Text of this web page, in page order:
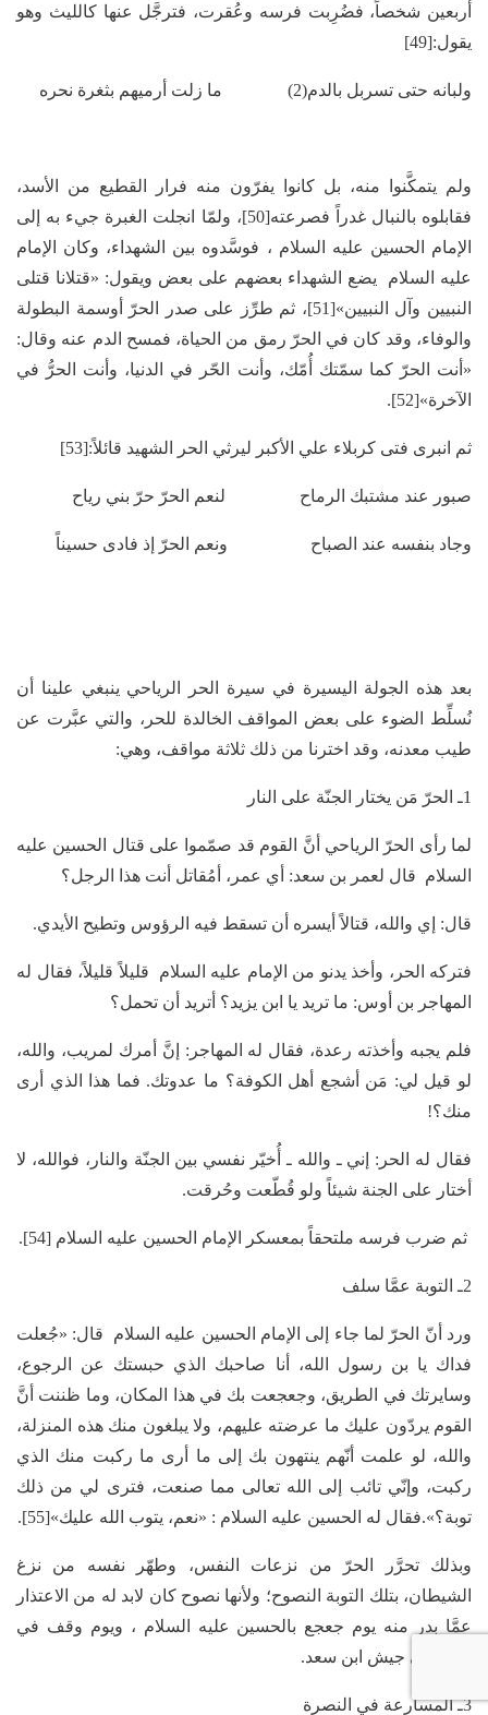
أربعين شخصاً، فضُرِبت فرسه وعُقرت، فترجَّل عنها كالليث وهو
يقول:[49]
ولبانه حتى تسربل بالدم(2) ما زلت أرميهم بثغرة نحره
ولم يتمكَّنوا منه، بل كانوا يفرّون منه فرار القطيع من الأسد،
فقابلوه بالنبال غدراً فصرعته[50]، ولمّا انجلت الغبرة جيء به إلى
الإمام الحسين عليه السلام ، فوسَّدوه بين الشهداء، وكان الإمام
عليه السلام يضع الشهداء بعضهم على بعض ويقول: «قتلانا قتلى
النبيين وآل النبيين»[51]، ثم طرِّز على صدر الحرّ أوسمة البطولة
والوفاء، وقد كان في الحرّ رمق من الحياة، فمسح الدم عنه وقال:
«أنت الحرّ كما سمّتك أُمّك، وأنت الحّر في الدنيا، وأنت الحرُّ في
الآخرة»[52].
ثم انبرى فتى كربلاء علي الأكبر ليرثي الحر الشهيد قائلاً:[53]
صبور عند مشتبك الرماح لنعم الحرّ حرّ بني رياح
وجاد بنفسه عند الصباح ونعم الحرّ إذ فادى حسيناً
بعد هذه الجولة اليسيرة في سيرة الحر الرياحي ينبغي علينا أن
نُسلِّط الضوء على بعض المواقف الخالدة للحر، والتي عبَّرت عن
طيب معدنه، وقد اخترنا من ذلك ثلاثة مواقف، وهي:
1ـ الحرّ مَن يختار الجنّة على النار
لما رأى الحرّ الرياحي أنَّ القوم قد صمّموا على قتال الحسين عليه
السلام قال لعمر بن سعد: أي عمر، أمُقاتل أنت هذا الرجل؟
قال: إي والله، قتالاً أيسره أن تسقط فيه الرؤوس وتطيح الأيدي.
فتركه الحر، وأخذ يدنو من الإمام عليه السلام قليلاً قليلاً، فقال له
المهاجر بن أوس: ما تريد يا ابن يزيد؟ أتريد أن تحمل؟
فلم يجبه وأخذته رعدة، فقال له المهاجر: إنَّ أمرك لمريب، والله،
لو قيل لي: مَن أشجع أهل الكوفة؟ ما عدوتك. فما هذا الذي أرى
منك؟!
فقال له الحر: إني ـ والله ـ أُخيّر نفسي بين الجنّة والنار، فوالله، لا
أختار على الجنة شيئاً ولو قُطّعت وحُرقت.
ثم ضرب فرسه ملتحقاً بمعسكر الإمام الحسين عليه السلام [54].
2ـ التوبة عمَّا سلف
ورد أنّ الحرّ لما جاء إلى الإمام الحسين عليه السلام قال: «جُعلت
فداك يا بن رسول الله، أنا صاحبك الذي حبستك عن الرجوع،
وسايرتك في الطريق، وجعجعت بك في هذا المكان، وما ظننت أنَّ
القوم يردّون عليك ما عرضته عليهم، ولا يبلغون منك هذه المنزلة،
والله، لو علمت أنّهم ينتهون بك إلى ما أرى ما ركبت منك الذي
ركبت، وإنّي تائب إلى الله تعالى مما صنعت، فترى لي من ذلك
توبة؟».فقال له الحسين عليه السلام : «نعم، يتوب الله عليك»[55].
وبذلك تحرَّر الحرّ من نزعات النفس، وطهّر نفسه من نزغ
الشيطان، بتلك التوبة النصوح؛ ولأنها نصوح كان لابد له من الاعتذار
عمَّا بدر منه يوم جعجع بالحسين عليه السلام ، ويوم وقف في
قباله في جيش ابن سعد.
3ـ المسارعة في النصرة